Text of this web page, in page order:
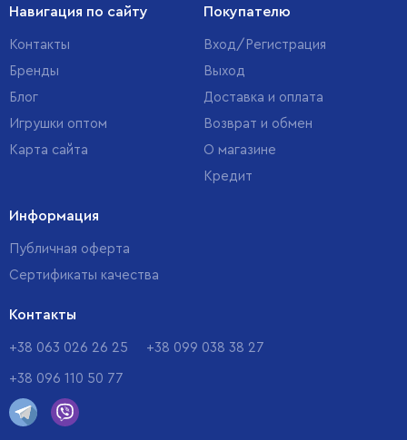
Навигация по сайту
Контакты
Бренды
Блог
Игрушки оптом
Карта сайта
Покупателю
Вход/Регистрация
Выход
Доставка и оплата
Возврат и обмен
О магазине
Кредит
Информация
Публичная оферта
Сертификаты качества
Контакты
+38 063 026 26 25 +38 099 038 38 27
+38 096 110 50 77